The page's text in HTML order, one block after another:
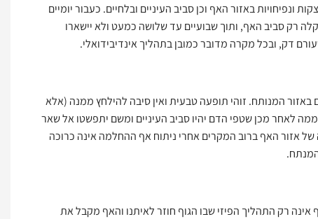
באזור האף וכן סביב העיניים ובלחיים. כעבור יומיים
רק סביב האף, ותוך שבועיים עד שלושה כמעט ולא יישארו
דק, ובכל מקרה מדובר כמובן בתהליך אינדיבידואלי.
באזור המנותח. זוהי תופעה טבעית ואין סיבה להילחץ ממנה (אלא
לאחר מכן שטפי הדם יהיו סביב העיניים ומשם יתפשטו אל שאר
חוסר התחושה של אזור האף ברוב המקרים אחרי ניתוח אף ההחלמה אינה כרוכה
רק התהליך הפיזי שבו הגוף חוזר לאיתנו והאף מקבל את